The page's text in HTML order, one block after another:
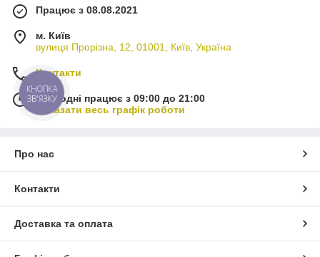
Працює з 08.08.2021
м. Київ
вулиця Прорізна, 12, 01001, Київ, Україна
Контакти
Сьогодні працює з 09:00 до 21:00
Показати весь графік роботи
Про нас
Контакти
Доставка та оплата
КНОПКА
ЗВ'ЯЗКУ